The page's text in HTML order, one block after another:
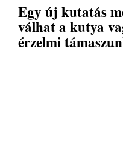
Egy új kutatás
válhat a kutya
érzelmi